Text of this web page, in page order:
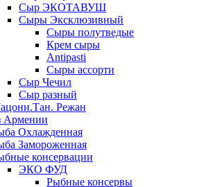
Сыр ЭКОТАВУШ
Сыры Эксклюзивный
Сыры полутведые
Крем сыры
Antipasti
Сыры ассорти
Сыр Чечил
Сыр разный
Режан
Армении
Охлажденная
Замороженная
консервации
ЭКО ФУД
Рыбные консервы